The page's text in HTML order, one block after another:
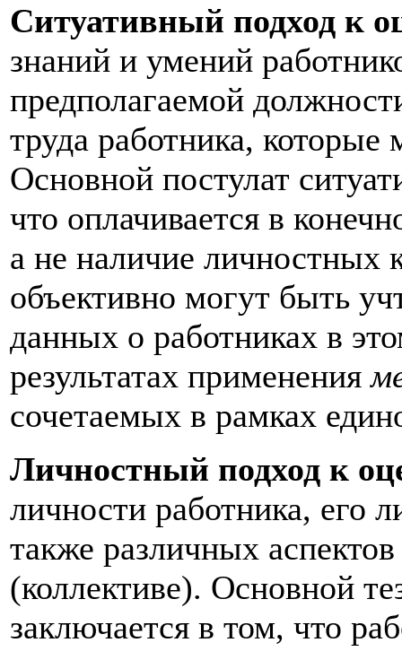
Ситуативный подход к
знаний и умений
предполагаемой
труда работника,
Основной постулат
что оплачивается в
а не наличие личностных
объективно могут быть
данных о работниках в
результатах применения
сочетаемых в рамках
Личностный подход к
личности работника, его
также различных
(коллективе). Основной
заключается в том, что